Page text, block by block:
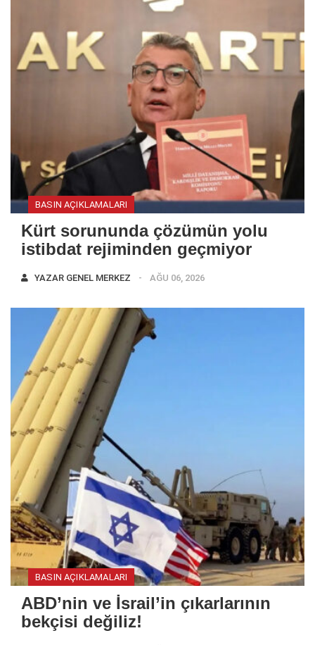
BASIN AÇIKLAMALARI
Kürt sorununda çözümün yolu
istibdat rejiminden geçmiyor
YAZAR GENEL MERKEZ AĞU 06, 2026
BASIN AÇIKLAMALARI
ABD’nin ve İsrail’in çıkarlarının
bekçisi değiliz!